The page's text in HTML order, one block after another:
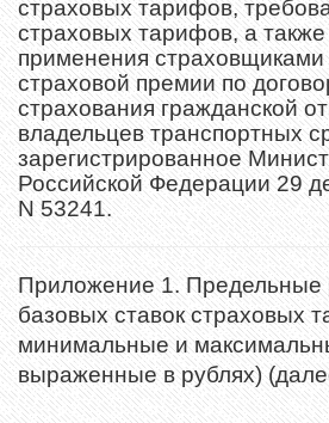
страховых тарифов,
страховых тарифов, а также
применения
страховой премии по
страхования гражданской
владельцев транспортных
зарегистрированное
Российской Федерации 29
N 53241.
Приложение 1. Предельные
базовых ставок страховых
минимальные и
выраженные в рублях)